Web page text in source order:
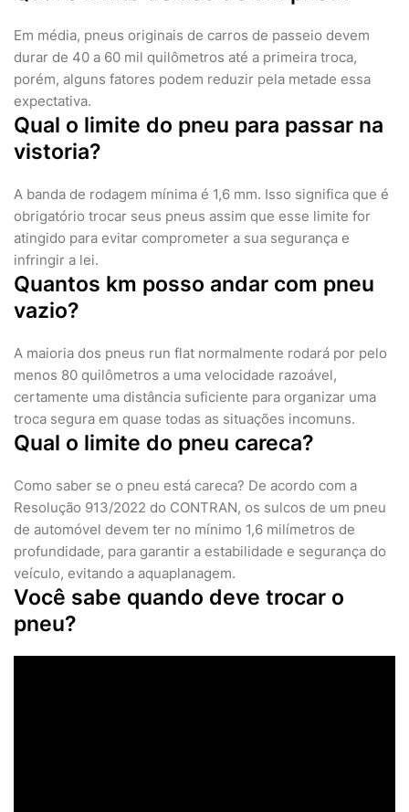
Em média, pneus originais de carros de passeio devem
durar de 40 a 60 mil quilômetros até a primeira troca,
porém, alguns fatores podem reduzir pela metade essa
expectativa.
Qual o limite do pneu para passar na
vistoria?
A banda de rodagem mínima é 1,6 mm. Isso significa que é
obrigatório trocar seus pneus assim que esse limite for
atingido para evitar comprometer a sua segurança e
infringir a lei.
Quantos km posso andar com pneu
vazio?
A maioria dos pneus run flat normalmente rodará por pelo
menos 80 quilômetros a uma velocidade razoável,
certamente uma distância suficiente para organizar uma
troca segura em quase todas as situações incomuns.
Qual o limite do pneu careca?
Como saber se o pneu está careca? De acordo com a
Resolução 913/2022 do CONTRAN, os sulcos de um pneu
de automóvel devem ter no mínimo 1,6 milímetros de
profundidade, para garantir a estabilidade e segurança do
veículo, evitando a aquaplanagem.
Você sabe quando deve trocar o
pneu?